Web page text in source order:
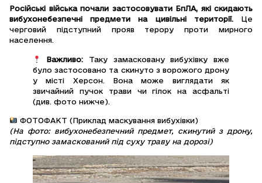
Російські війська почали застосовувати БпЛА, які скидають
вибухонебезпечні предмети на цивільні території.Це
черговий підступний прояв терору проти мирного
населення.
Важливо: Таку замасковану вибухівку вже
було застосовано та скинуто з ворожого дрону
у місті Херсон. Вона може виглядати як
звичайний пучок трави чи гілок на асфальті
(див. фото нижче).
ФОТОФАКТ (Приклад маскування вибухівки)
(На фото: вибухонебезпечний предмет, скинутий з дрону,
підступно замаскований під суху траву на дорозі)